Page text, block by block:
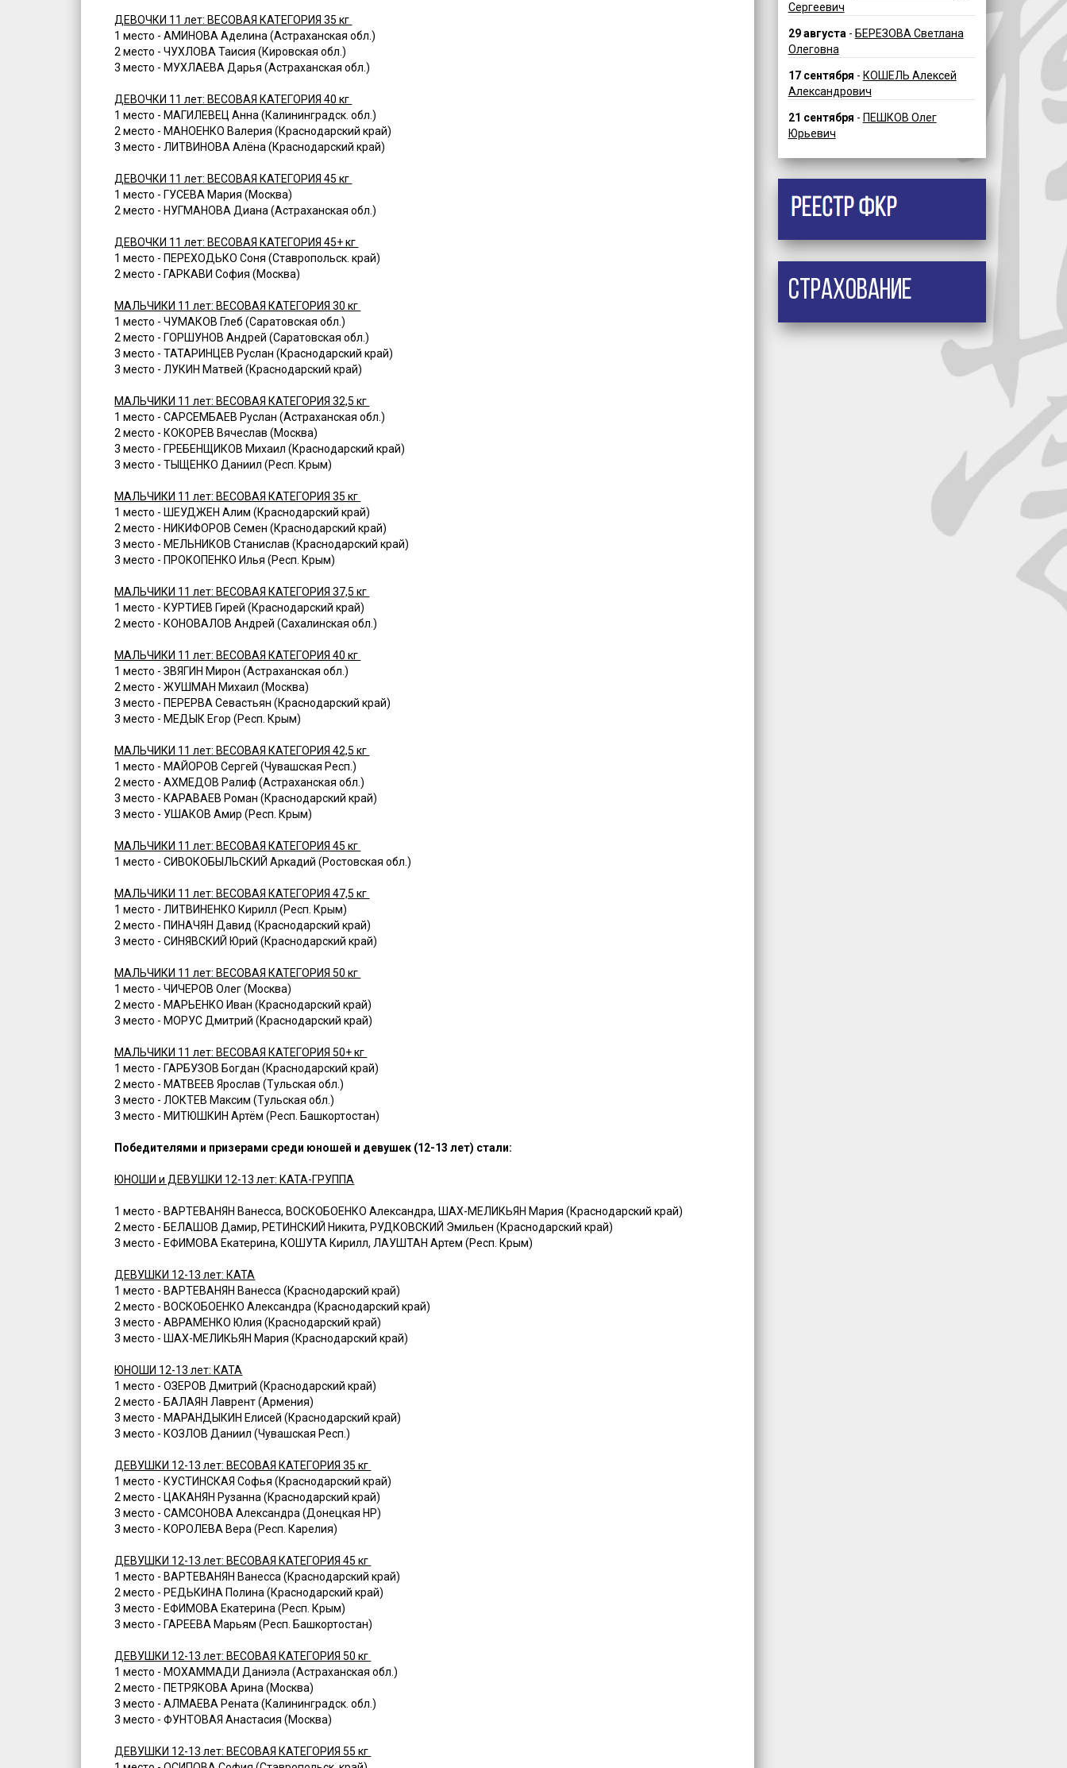
ДЕВОЧКИ 11 лет: ВЕСОВАЯ КАТЕГОРИЯ 35 кг
1 место - АМИНОВА Аделина (Астраханская обл.)
2 место - ЧУХЛОВА Таисия (Кировская обл.)
3 место - МУХЛАЕВА Дарья (Астраханская обл.)
ДЕВОЧКИ 11 лет: ВЕСОВАЯ КАТЕГОРИЯ 40 кг
1 место - МАГИЛЕВЕЦ Анна (Калининградск. обл.)
2 место - МАНОЕНКО Валерия (Краснодарский край)
3 место - ЛИТВИНОВА Алёна (Краснодарский край)
ДЕВОЧКИ 11 лет: ВЕСОВАЯ КАТЕГОРИЯ 45 кг
1 место - ГУСЕВА Мария (Москва)
2 место - НУГМАНОВА Диана (Астраханская обл.)
ДЕВОЧКИ 11 лет: ВЕСОВАЯ КАТЕГОРИЯ 45+ кг
1 место - ПЕРЕХОДЬКО Соня (Ставропольск. край)
2 место - ГАРКАВИ София (Москва)
МАЛЬЧИКИ 11 лет: ВЕСОВАЯ КАТЕГОРИЯ 30 кг
1 место - ЧУМАКОВ Глеб (Саратовская обл.)
2 место - ГОРШУНОВ Андрей (Саратовская обл.)
3 место - ТАТАРИНЦЕВ Руслан (Краснодарский край)
3 место - ЛУКИН Матвей (Краснодарский край)
МАЛЬЧИКИ 11 лет: ВЕСОВАЯ КАТЕГОРИЯ 32,5 кг
1 место - САРСЕМБАЕВ Руслан (Астраханская обл.)
2 место - КОКОРЕВ Вячеслав (Москва)
3 место - ГРЕБЕНЩИКОВ Михаил (Краснодарский край)
3 место - ТЫЩЕНКО Даниил (Респ. Крым)
МАЛЬЧИКИ 11 лет: ВЕСОВАЯ КАТЕГОРИЯ 35 кг
1 место - ШЕУДЖЕН Алим (Краснодарский край)
2 место - НИКИФОРОВ Семен (Краснодарский край)
3 место - МЕЛЬНИКОВ Станислав (Краснодарский край)
3 место - ПРОКОПЕНКО Илья (Респ. Крым)
МАЛЬЧИКИ 11 лет: ВЕСОВАЯ КАТЕГОРИЯ 37,5 кг
1 место - КУРТИЕВ Гирей (Краснодарский край)
2 место - КОНОВАЛОВ Андрей (Сахалинская обл.)
МАЛЬЧИКИ 11 лет: ВЕСОВАЯ КАТЕГОРИЯ 40 кг
1 место - ЗВЯГИН Мирон (Астраханская обл.)
2 место - ЖУШМАН Михаил (Москва)
3 место - ПЕРЕРВА Севастьян (Краснодарский край)
3 место - МЕДЫК Егор (Респ. Крым)
МАЛЬЧИКИ 11 лет: ВЕСОВАЯ КАТЕГОРИЯ 42,5 кг
1 место - МАЙОРОВ Сергей (Чувашская Респ.)
2 место - АХМЕДОВ Ралиф (Астраханская обл.)
3 место - КАРАВАЕВ Роман (Краснодарский край)
3 место - УШАКОВ Амир (Респ. Крым)
МАЛЬЧИКИ 11 лет: ВЕСОВАЯ КАТЕГОРИЯ 45 кг
1 место - СИВОКОБЫЛЬСКИЙ Аркадий (Ростовская обл.)
МАЛЬЧИКИ 11 лет: ВЕСОВАЯ КАТЕГОРИЯ 47,5 кг
1 место - ЛИТВИНЕНКО Кирилл (Респ. Крым)
2 место - ПИНАЧЯН Давид (Краснодарский край)
3 место - СИНЯВСКИЙ Юрий (Краснодарский край)
МАЛЬЧИКИ 11 лет: ВЕСОВАЯ КАТЕГОРИЯ 50 кг
1 место - ЧИЧЕРОВ Олег (Москва)
2 место - МАРЬЕНКО Иван (Краснодарский край)
3 место - МОРУС Дмитрий (Краснодарский край)
МАЛЬЧИКИ 11 лет: ВЕСОВАЯ КАТЕГОРИЯ 50+ кг
1 место - ГАРБУЗОВ Богдан (Краснодарский край)
2 место - МАТВЕЕВ Ярослав (Тульская обл.)
3 место - ЛОКТЕВ Максим (Тульская обл.)
3 место - МИТЮШКИН Артём (Респ. Башкортостан)
Победителями и призерами среди юношей и девушек (12-13 лет) стали:
ЮНОШИ и ДЕВУШКИ 12-13 лет: КАТА-ГРУППА
1 место - ВАРТЕВАНЯН Ванесса, ВОСКОБОЕНКО Александра, ШАХ-МЕЛИКЬЯН Мария (Краснодарский край)
2 место - БЕЛАШОВ Дамир, РЕТИНСКИЙ Никита, РУДКОВСКИЙ Эмильен (Краснодарский край)
3 место - ЕФИМОВА Екатерина, КОШУТА Кирилл, ЛАУШТАН Артем (Респ. Крым)
ДЕВУШКИ 12-13 лет: КАТА
1 место - ВАРТЕВАНЯН Ванесса (Краснодарский край)
2 место - ВОСКОБОЕНКО Александра (Краснодарский край)
3 место - АВРАМЕНКО Юлия (Краснодарский край)
3 место - ШАХ-МЕЛИКЬЯН Мария (Краснодарский край)
ЮНОШИ 12-13 лет: КАТА
1 место - ОЗЕРОВ Дмитрий (Краснодарский край)
2 место - БАЛАЯН Лаврент (Армения)
3 место - МАРАНДЫКИН Елисей (Краснодарский край)
3 место - КОЗЛОВ Даниил (Чувашская Респ.)
ДЕВУШКИ 12-13 лет: ВЕСОВАЯ КАТЕГОРИЯ 35 кг
1 место - КУСТИНСКАЯ Софья (Краснодарский край)
2 место - ЦАКАНЯН Рузанна (Краснодарский край)
3 место - САМСОНОВА Александра (Донецкая НР)
3 место - КОРОЛЕВА Вера (Респ. Карелия)
ДЕВУШКИ 12-13 лет: ВЕСОВАЯ КАТЕГОРИЯ 45 кг
1 место - ВАРТЕВАНЯН Ванесса (Краснодарский край)
2 место - РЕДЬКИНА Полина (Краснодарский край)
3 место - ЕФИМОВА Екатерина (Респ. Крым)
3 место - ГАРЕЕВА Марьям (Респ. Башкортостан)
ДЕВУШКИ 12-13 лет: ВЕСОВАЯ КАТЕГОРИЯ 50 кг
1 место - МОХАММАДИ Даниэла (Астраханская обл.)
2 место - ПЕТРЯКОВА Арина (Москва)
3 место - АЛМАЕВА Рената (Калининградск. обл.)
3 место - ФУНТОВАЯ Анастасия (Москва)
ДЕВУШКИ 12-13 лет: ВЕСОВАЯ КАТЕГОРИЯ 55 кг
Сергеевич
29 августа - БЕРЕЗОВА Светлана
Олеговна
17 сентября - КОШЕЛЬ Алексей
Александрович
21 сентября - ПЕШКОВ Олег
Юрьевич
Страхование